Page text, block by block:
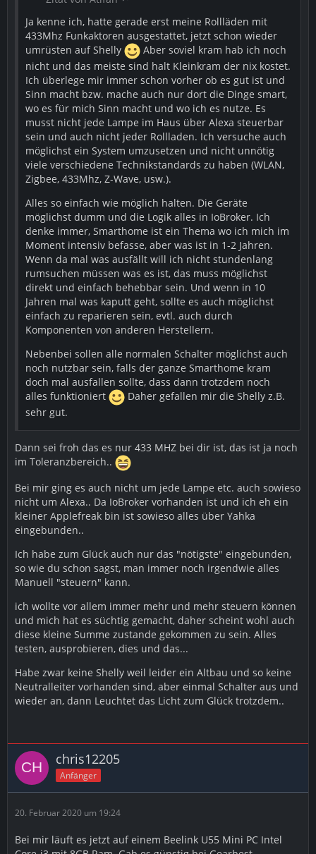
Ja kenne ich, hatte gerade erst meine Rollläden mit
433Mhz Funkaktoren ausgestattet, jetzt schon wieder
umrüsten auf Shelly
Aber soviel kram hab ich noch
nicht und das meiste sind halt Kleinkram der nix kostet.
Ich überlege mir immer schon vorher ob es gut ist und
Sinn macht bzw. mache auch nur dort die Dinge smart,
wo es für mich Sinn macht und wo ich es nutze. Es
musst nicht jede Lampe im Haus über Alexa steuerbar
sein und auch nicht jeder Rollladen. Ich versuche auch
möglichst ein System umzusetzen und nicht unnötig
viele verschiedene Technikstandards zu haben (WLAN,
Zigbee, 433Mhz, Z-Wave, usw.).
Alles so einfach wie möglich halten. Die Geräte
möglichst dumm und die Logik alles in IoBroker. Ich
denke immer, Smarthome ist ein Thema wo ich mich im
Moment intensiv befasse, aber was ist in 1-2 Jahren.
Wenn da mal was ausfällt will ich nicht stundenlang
rumsuchen müssen was es ist, das muss möglichst
direkt und einfach behebbar sein. Und wenn in 10
Jahren mal was kaputt geht, sollte es auch möglichst
einfach zu reparieren sein, evtl. auch durch
Komponenten von anderen Herstellern.
Nebenbei sollen alle normalen Schalter möglichst auch
noch nutzbar sein, falls der ganze Smarthome kram
doch mal ausfallen sollte, dass dann trotzdem noch
alles funktioniert
Daher gefallen mir die Shelly z.B.
sehr gut.
Dann sei froh das es nur 433 MHZ bei dir ist, das ist ja noch
im Toleranzbereich..
Bei mir ging es auch nicht um jede Lampe etc. auch sowieso
nicht um Alexa.. Da IoBroker vorhanden ist und ich eh ein
kleiner Applefreak bin ist sowieso alles über Yahka
eingebunden..
Ich habe zum Glück auch nur das "nötigste" eingebunden,
so wie du schon sagst, man immer noch irgendwie alles
Manuell "steuern" kann.
ich wollte vor allem immer mehr und mehr steuern können
und mich hat es süchtig gemacht, daher scheint wohl auch
diese kleine Summe zustande gekommen zu sein. Alles
testen, ausprobieren, dies und das...
Habe zwar keine Shelly weil leider ein Altbau und so keine
Neutralleiter vorhanden sind, aber einmal Schalter aus und
wieder an, dann Leuchtet das Licht zum Glück trotzdem..
chris12205
Anfänger
20. Februar 2020 um 19:24
Bei mir läuft es jetzt auf einem Beelink U55 Mini PC Intel